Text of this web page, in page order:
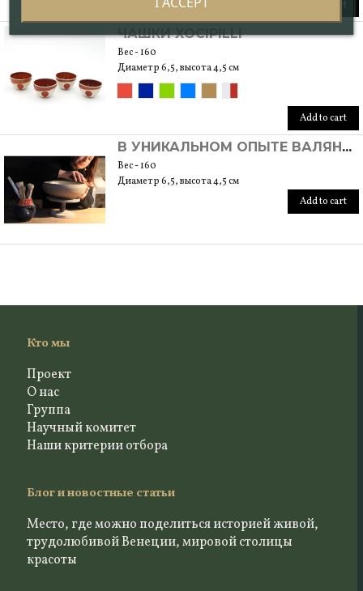
Add to cart
ЧАШКИ XOCIPILLI
Вес - 160
Диаметр 6,5, высота 4,5 см
Add to cart
В УНИКАЛЬНОМ ОПЫТЕ ВАЛЯНИЯ НА КОЛЕСЕ
Вес - 160
Диаметр 6,5, высота 4,5 см
Add to cart
Кто мы
Проект
О нас
Группа
Научный комитет
Наши критерии отбора
Блог и новостные статьи
Место, где можно поделиться историей живой,
трудолюбивой Венеции, мировой столицы
красоты